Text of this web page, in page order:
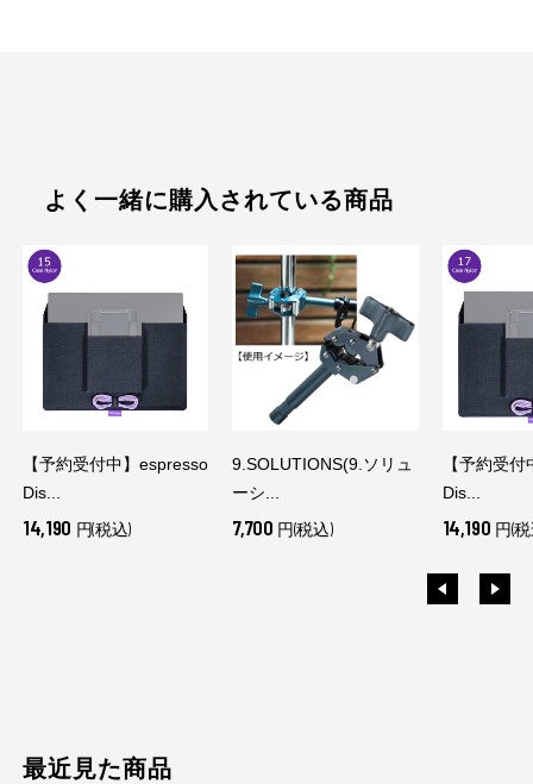
よく一緒に購入されている商品
【予約受付中】espresso
Dis...
14,190 円(税込)
9.SOLUTIONS(9.ソリュ
ーシ...
7,700 円(税込)
【予約受
Dis...
14,190 円(
最近見た商品